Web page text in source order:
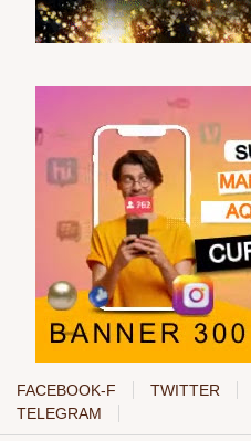
FACEBOOK-F TWITTER
TELEGRAM